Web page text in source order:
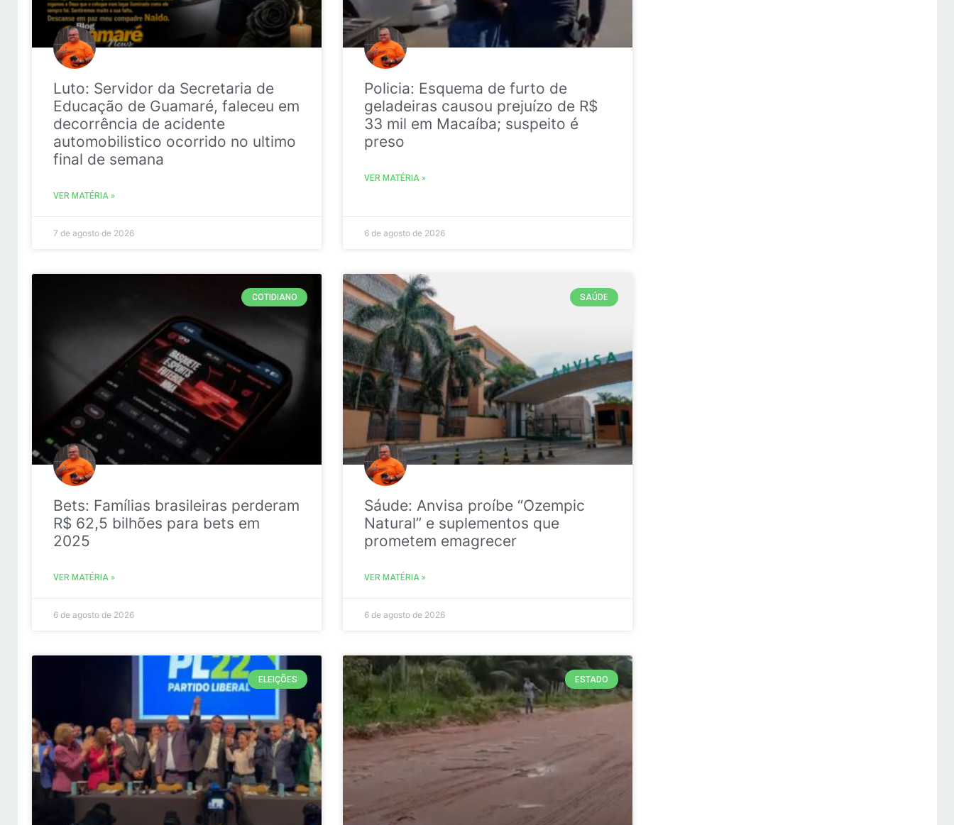
Luto: Servidor da Secretaria de
Educação de Guamaré, faleceu em
decorrência de acidente
automobilistico ocorrido no ultimo
final de semana
VER MATÉRIA »
7 de agosto de 2026
Policia: Esquema de furto de
geladeiras causou prejuízo de R$
33 mil em Macaíba; suspeito é
preso
VER MATÉRIA »
6 de agosto de 2026
COTIDIANO
Bets: Famílias brasileiras perderam
R$ 62,5 bilhões para bets em
2025
VER MATÉRIA »
6 de agosto de 2026
SAÚDE
Sáude: Anvisa proíbe “Ozempic
Natural” e suplementos que
prometem emagrecer
VER MATÉRIA »
6 de agosto de 2026
ELEIÇÕES ESTADO